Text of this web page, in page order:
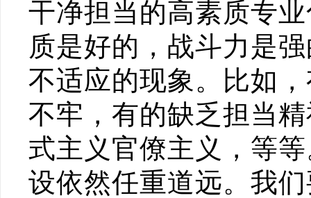
干净担当的高素质专
质是好的，战斗力是
不适应的现象。比如
不牢，有的缺乏担当
式主义官僚主义，等
设依然任重道远。我